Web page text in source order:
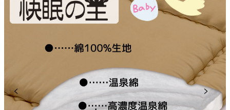
Previous Next